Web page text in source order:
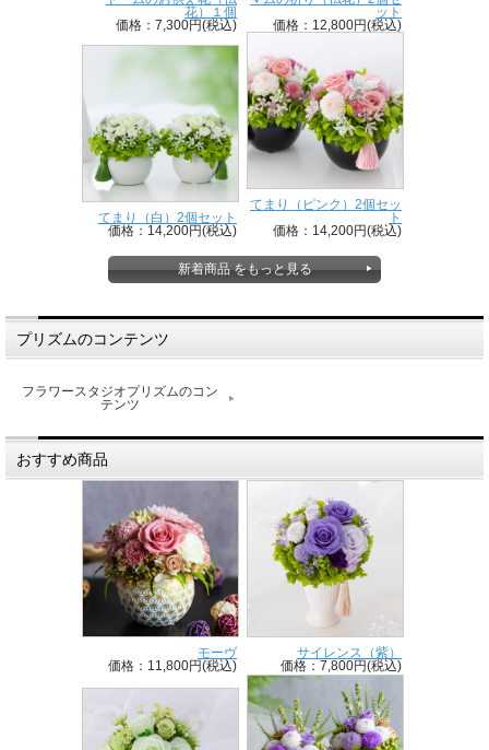
花）１個
価格：7,300円(税込)
ット
価格：12,800円(税込)
てまり（白）2個セット
価格：14,200円(税込)
てまり（ピンク）2個セッ
ト
価格：14,200円(税込)
新着商品 をもっと見る
プリズムのコンテンツ
フラワースタジオプリズムのコン
テンツ
おすすめ商品
モーヴ
価格：11,800円(税込)
サイレンス（紫）
価格：7,800円(税込)